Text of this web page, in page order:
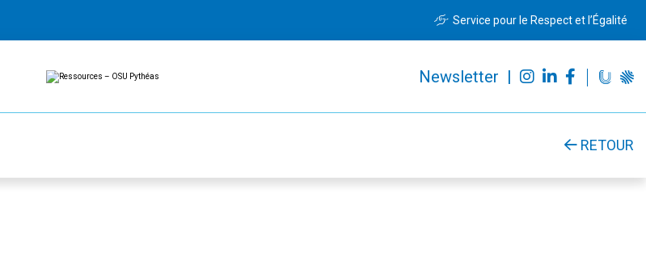
Service pour le Respect et l’Égalité
Newsletter |
Ressources
OSU
Ressources
RETOUR